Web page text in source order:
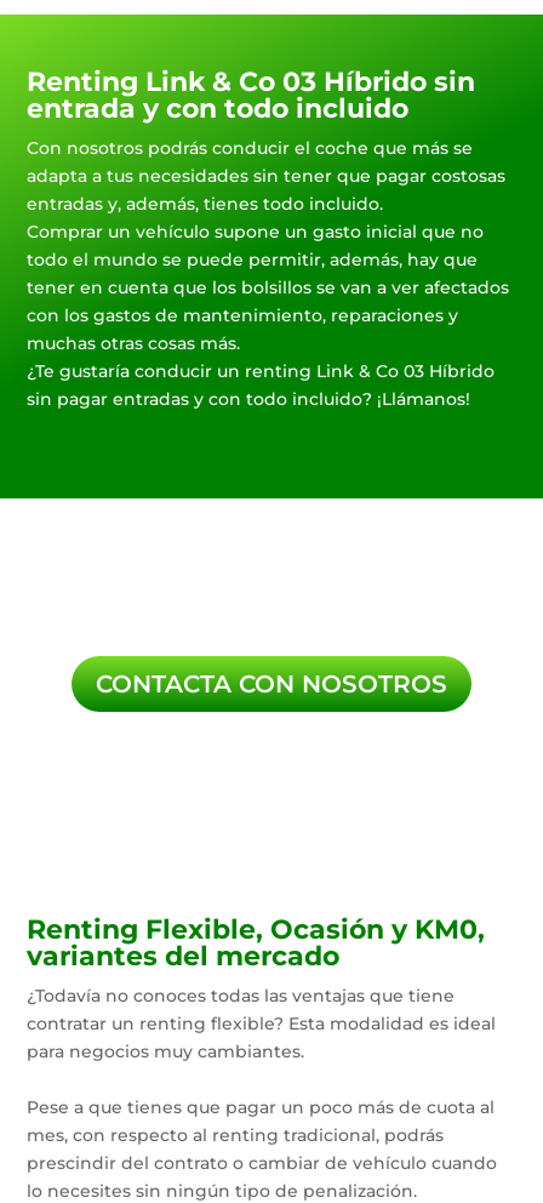
Renting Link & Co 03 Híbrido sin
entrada y con todo incluido
Con nosotros podrás conducir el coche que más se
adapta a tus necesidades sin tener que pagar costosas
entradas y, además, tienes todo incluido.
Comprar un vehículo supone un gasto inicial que no
todo el mundo se puede permitir, además, hay que
tener en cuenta que los bolsillos se van a ver afectados
con los gastos de mantenimiento, reparaciones y
muchas otras cosas más.
¿Te gustaría conducir un renting Link & Co 03 Híbrido
sin pagar entradas y con todo incluido? ¡Llámanos!
CONTACTA CON NOSOTROS
Renting Flexible, Ocasión y KM0,
variantes del mercado
¿Todavía no conoces todas las ventajas que tiene
contratar un renting flexible? Esta modalidad es ideal
para negocios muy cambiantes.
Pese a que tienes que pagar un poco más de cuota al
mes, con respecto al renting tradicional, podrás
prescindir del contrato o cambiar de vehículo cuando
lo necesites sin ningún tipo de penalización.